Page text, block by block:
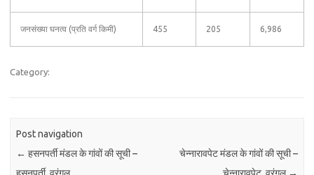
जनसंख्या घनत्व (प्रति वर्ग किमी) 455 205 6,986
Category:
Post navigation
← हसनपर्ती मंडल के गांवों की सूची –
चेन्नारावपेट मंडल के गांवों की सूची –